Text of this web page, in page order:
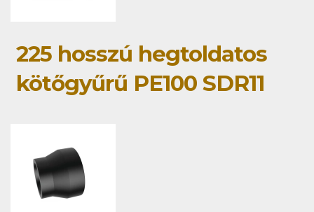
225 hosszú hegtoldatos
kötőgyűrű PE100 SDR11